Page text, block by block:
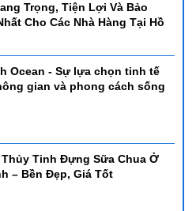
Trọng, Tiện Lợi Và Bảo
Cho Các Nhà Hàng Tại Hồ
Ocean - Sự lựa chọn tinh tế
gian và phong cách sống
Thủy Tinh Đựng Sữa Chua Ở
– Bền Đẹp, Giá Tốt